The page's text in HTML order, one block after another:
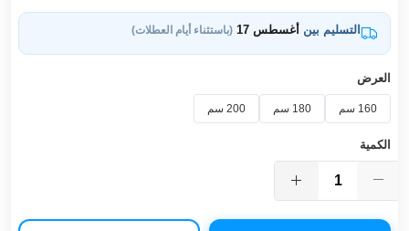
التسليم بين أغسطس 17 (باستثناء أيام العطلات)
العرض
160 سم 180 سم 200 سم
الكمية